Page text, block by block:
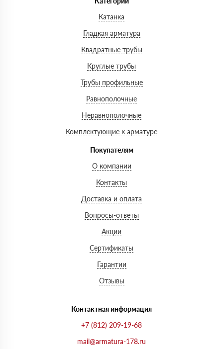
Катанка
Гладкая арматура
Квадратные трубы
Круглые трубы
Трубы профильные
Равнополочные
Неравнополочные
Комплектующие к арматуре
Покупателям
О компании
Контакты
Доставка и оплата
Вопросы-ответы
Акции
Сертификаты
Гарантии
Отзывы
Контактная информация
+7 (812) 209-19-68
mail@armatura-178.ru